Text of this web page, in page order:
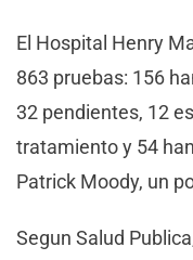
El Hospital Henry
863 pruebas: 156
32 pendientes, 12
tratamiento y 54
Patrick Moody, un
Segun Salud